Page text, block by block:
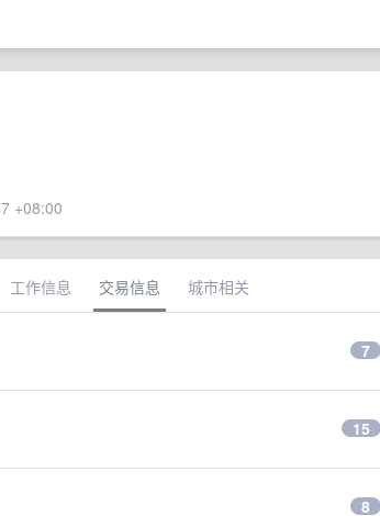
+08:00
工作信息 交易信息 城市相关
7
15
8